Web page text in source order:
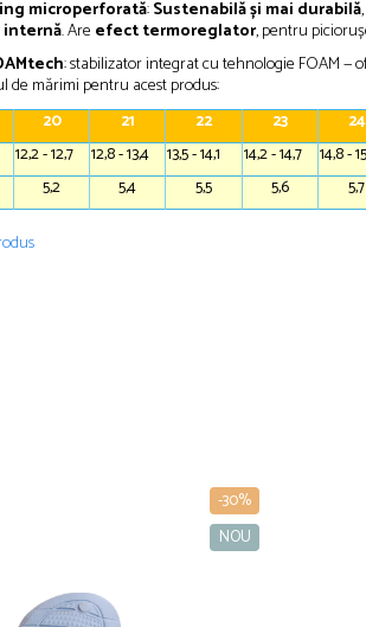
microperforată:Sustenabilă și mai durabilă
internă. Are efect termoreglator, pentru
: stabilizator integrat cu tehnologie FOAM —
de mărimi pentru acest produs:
20 21 22 23 24
12,2 - 12,7 12,8 - 13,4 13,5 - 14,1 14,2 - 14,7 14,8 -
5,2 5,4 5,5 5,6 5,7
-30%
NOU